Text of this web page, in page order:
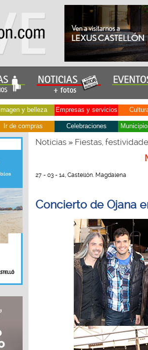
Imagen y belleza Empresas y servicios
Ir de compras Celebraciones
Noticias» Fiestas,
27 - 03 - 14, Castellón. Magdalena
Concierto de Ojana